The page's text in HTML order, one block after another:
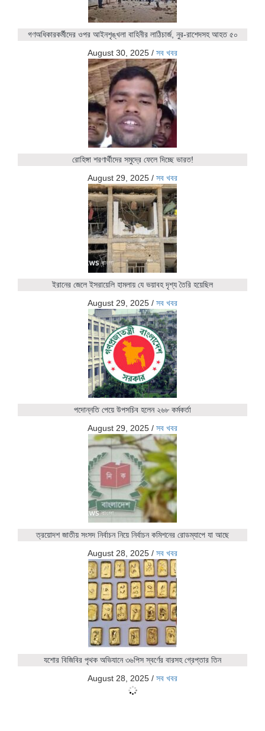
গণঅধিকারকর্মীদের ওপর আইনশৃঙ্খলা বাহিনীর লাঠিচার্জ, নুর-রাশেদসহ আহত ৫০
August 30, 2025 / সব খবর
রোহিঙ্গা শরণার্থীদের সমুদ্রে ফেলে দিচ্ছে ভারত!
August 29, 2025 / সব খবর
ইরানের জেলে ইসরায়েলি হামলায় যে ভয়াবহ দৃশ্য তৈরি হয়েছিল
August 29, 2025 / সব খবর
পদোন্নতি পেয়ে উপসচিব হলেন ২৬৮ কর্মকর্তা
August 29, 2025 / সব খবর
ত্রয়োদশ জাতীয় সংসদ নির্বাচন নিয়ে নির্বাচন কমিশনের রোডম্যাপে যা আছে
August 28, 2025 / সব খবর
যশোর বিজিবির পৃথক অভিযানে ৩৬পিস স্বর্ণের বারসহ গ্রেপ্তার তিন
August 28, 2025 / সব খবর